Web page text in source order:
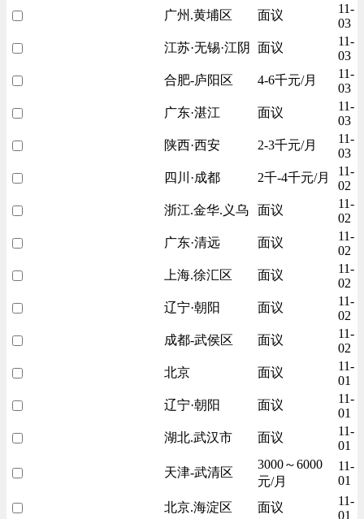
广州.黄埔区
面议
11-
03
江苏·无锡·江阴
面议
11-
03
合肥-庐阳区
4-6千元/月
11-
03
广东·湛江
面议
11-
03
陕西·西安
2-3千元/月
11-
03
四川·成都
2千-4千元/月
11-
02
浙江.金华.义乌
面议
11-
02
广东·清远
面议
11-
02
上海.徐汇区
面议
11-
02
辽宁·朝阳
面议
11-
02
成都-武侯区
面议
11-
02
北京
面议
11-
01
辽宁·朝阳
面议
11-
01
湖北.武汉市
面议
11-
01
天津-武清区
3000～6000
元/月
11-
01
北京.海淀区
面议
11-
01